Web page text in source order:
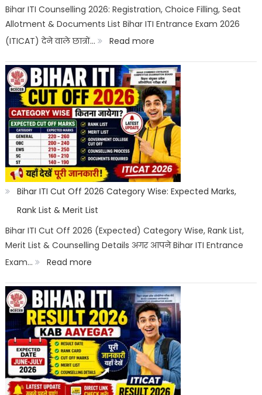
Salary
&
Scope
Bihar ITI Counselling 2026: Registration, Choice Filling, Seat
Allotment & Documents List Bihar ITI Entrance Exam 2026
(ITICAT) देने वाले छात्रों…
Read more:
Bihar
ITI
Counselling
2026:
Registration,
Choice
Filling,
Seat
&
Documents
Bihar ITI Cut Off 2026 Category Wise: Expected Marks,
Rank List & Merit List
Bihar ITI Cut Off 2026 (Expected) Category Wise, Rank List,
Merit List & Counselling Details अगर आपने Bihar ITI Entrance
Exam…
Read more:
Bihar
Cut
Off
2026
Category